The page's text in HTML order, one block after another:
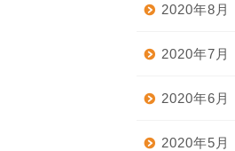
2020年8月
2020年7月
2020年6月
2020年5月